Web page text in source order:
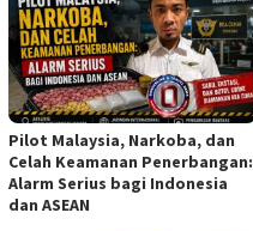
Pilot Malaysia, Narkoba, dan
Celah Keamanan Penerbangan:
Alarm Serius bagi Indonesia
dan ASEAN